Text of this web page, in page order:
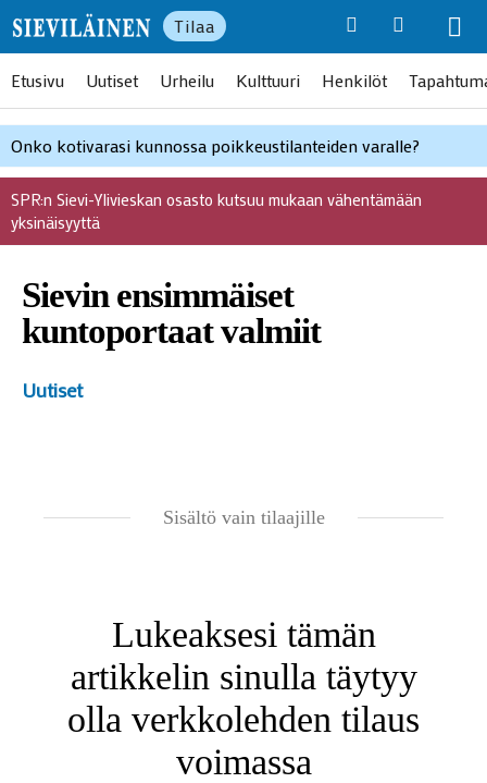
Tilaa
Etusivu Uutiset Urheilu Kulttuuri Henkilöt
Onko kotivarasi kunnossa poikkeustilanteiden varalle?
SPR:n Sievi-Ylivieskan osasto kutsuu mukaan vähentämään
yksinäisyyttä
Sievin ensimmäiset
kuntoportaat valmiit
Uutiset
Sisältö vain tilaajille
Lukeaksesi tämän
artikkelin sinulla täytyy
olla verkkolehden tilaus
voimassa